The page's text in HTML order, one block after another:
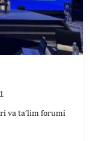
va ta’lim forumi